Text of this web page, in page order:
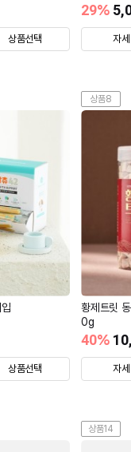
상품선택
29%
자
상품선택
상품8
황제트릿
0g
40%
자세
상품14